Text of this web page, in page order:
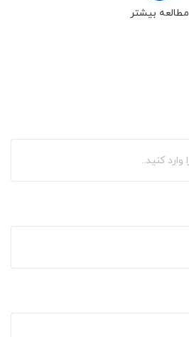
مطالعه بیشتر